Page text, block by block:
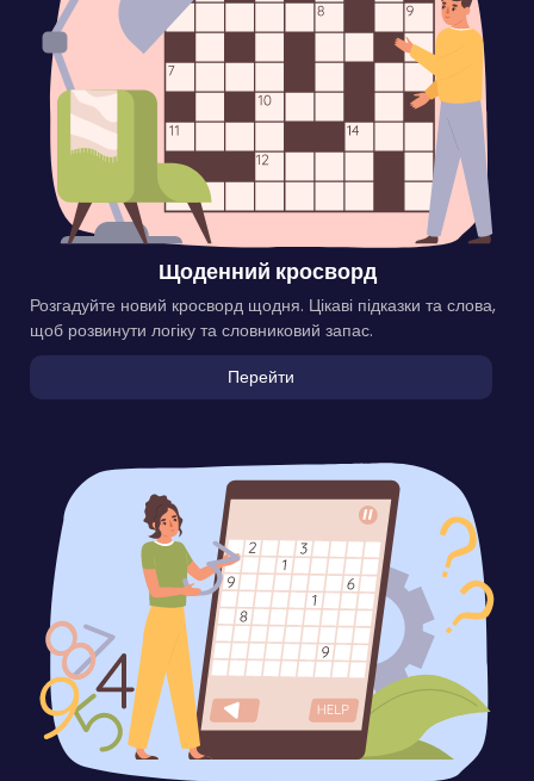
Щоденний кросворд
Розгадуйте новий кросворд щодня. Цікаві підказки та слова,
щоб розвинути логіку та словниковий запас.
Перейти